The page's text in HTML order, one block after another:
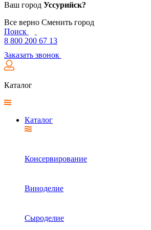
Ваш город Уссурийск?
Все верно Сменить город
Поиск
8 800 200 67 13
Заказать звонок
Каталог
Каталог
Консервирование
Виноделие
Сыроделие